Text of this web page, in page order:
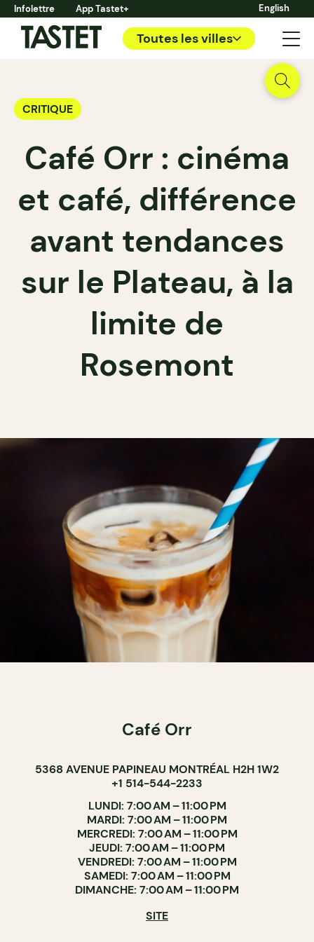
Infolettre App Tastet+ English
Toutes les villes
CRITIQUE
Café Orr : cinéma
et café, différence
avant tendances
sur le Plateau, à la
limite de
Rosemont
Café Orr
5368 AVENUE PAPINEAU MONTRÉAL H2H 1W2
+1 514-544-2233
LUNDI: 7:00 AM – 11:00 PM
MARDI: 7:00 AM – 11:00 PM
MERCREDI: 7:00 AM – 11:00 PM
JEUDI: 7:00 AM – 11:00 PM
VENDREDI: 7:00 AM – 11:00 PM
SAMEDI: 7:00 AM – 11:00 PM
DIMANCHE: 7:00 AM – 11:00 PM
SITE